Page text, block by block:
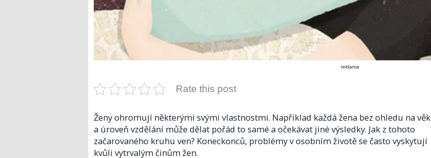
reklama
Rate this post
Ženy ohromují některými svými vlastnostmi. Například každá žena bez ohledu na věk
a úroveň vzdělání může dělat pořád to samé a očekávat jiné výsledky. Jak z tohoto
začarovaného kruhu ven? Koneckonců, problémy v osobním životě se často vyskytují
kvůli vytrvalým činům žen.